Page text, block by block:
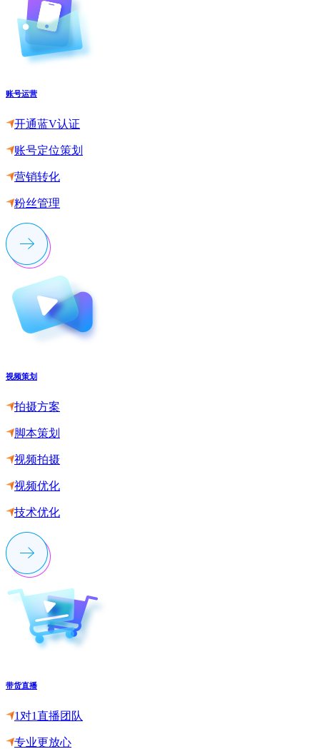
账号运营
开通蓝V认证
账号定位策划
营销转化
粉丝管理
视频策划
拍摄方案
脚本策划
视频拍摄
视频优化
技术优化
带货直播
1对1直播团队
专业更放心